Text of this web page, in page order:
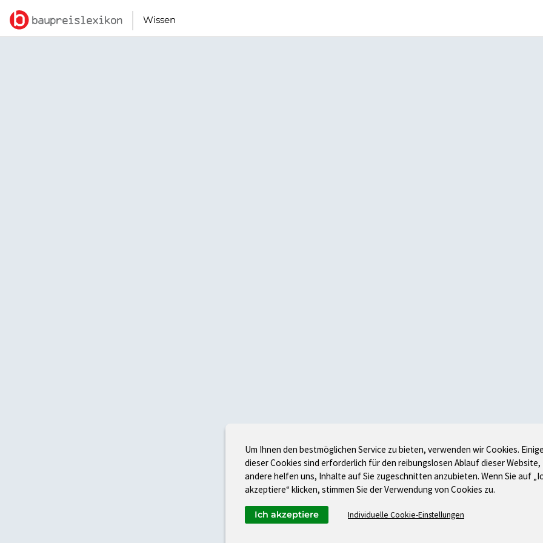
Wissen
Um Ihnen den bestmöglichen Service zu bieten, verwenden wir Cookies.
dieser Cookies sind erforderlich für den reibungslosen Ablauf dieser Website,
andere helfen uns, Inhalte auf Sie zugeschnitten anzubieten. Wenn Sie auf
akzeptiere“ klicken, stimmen Sie der Verwendung von Cookies zu.
Individuelle Cookie-Einstellungen
Ich akzeptiere